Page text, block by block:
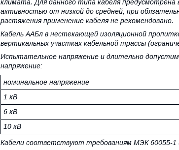
климата. Для данного типа кабеля предусмотрена
активностью от низкой до средней, при
растяжения применение кабеля не рекомендовано.
Кабель ААБл в нестекающей изоляционной
вертикальных участках кабельной трассы
Испытательное напряжение и длительно
напряжение:
номинальное напряжение
1 кВ
6 кВ
10 кВ
Кабели соответствуют требованиям МЭК 60055-1